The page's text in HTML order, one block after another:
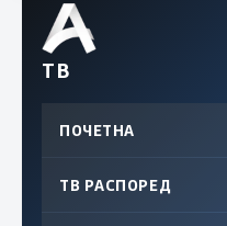
ТВ
ПОЧЕТНА
ТВ РАСПОРЕД